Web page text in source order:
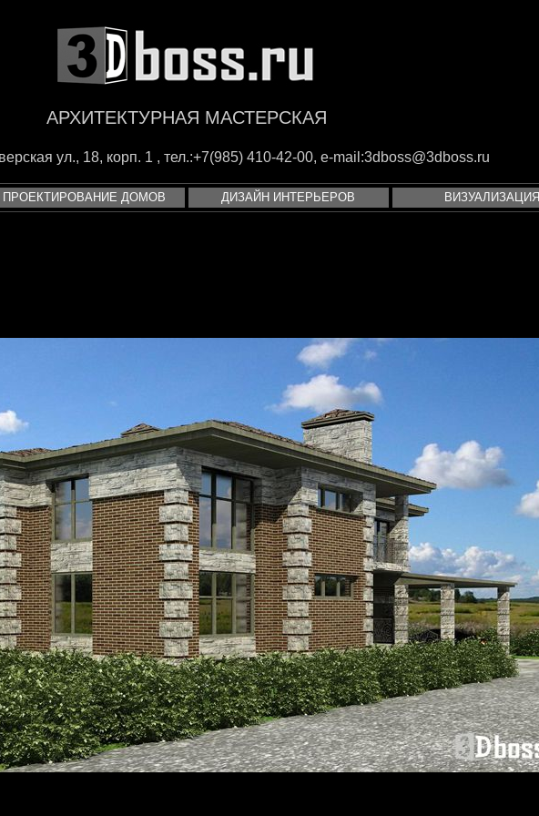
АРХИТЕКТУРНАЯ МАСТЕРСКАЯ
ул., 18, корп. 1 , тел.:+7(985) 410-42-00, e-mail:3dboss@3dboss.ru
ПРОЕКТИРОВАНИЕ ДОМОВ ДИЗАЙН ИНТЕРЬЕРОВ ВИЗУАЛИЗАЦИЯ